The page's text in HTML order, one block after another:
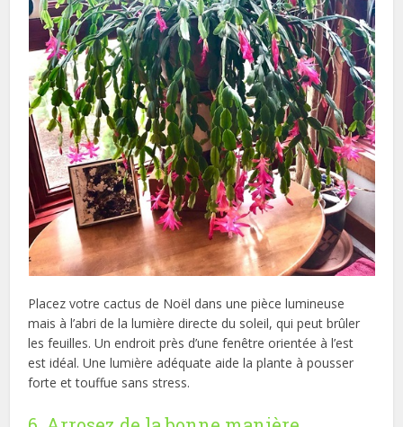
Placez votre cactus de Noël dans une pièce lumineuse
mais à l’abri de la lumière directe du soleil, qui peut brûler
les feuilles. Un endroit près d’une fenêtre orientée à l’est
est idéal. Une lumière adéquate aide la plante à pousser
forte et touffue sans stress.